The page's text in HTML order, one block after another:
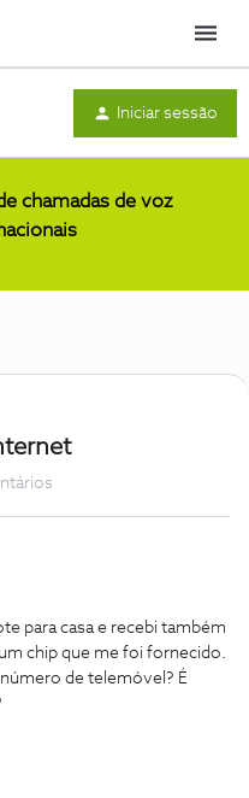
Menu
Iniciar sessão
chamadas de voz
para casa e recebi também
chip que me foi fornecido.
de telemóvel? É